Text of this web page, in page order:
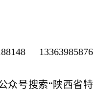
13363985876
众号搜索“陕西省特